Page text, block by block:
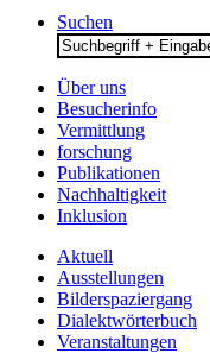
Suchen
Search
for:
Über uns
Besucherinfo
Vermittlung
forschung
Publikationen
Nachhaltigkeit
Inklusion
Aktuell
Ausstellungen
Bilderspaziergang
Dialektwörterbuch
Veranstaltungen